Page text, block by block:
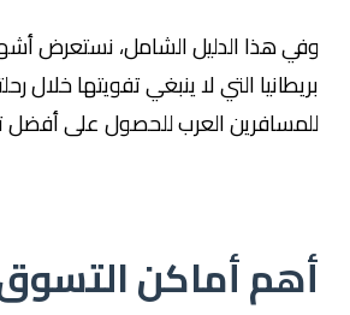
هذا الدليل الشامل، نستعرض أشهر
التي لا ينبغي تفويتها خلال
العرب للحصول على أفضل
أماكن التسوق في